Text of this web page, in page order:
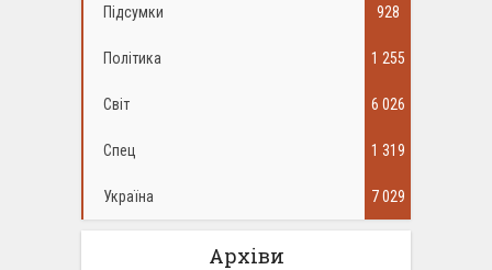
Підсумки 928
Політика 1 255
Світ 6 026
Спец 1 319
Україна 7 029
Архіви